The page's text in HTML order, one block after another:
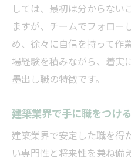
しては、最初は分からない
ますが、チームでフォロー
め、徐々に自信を持って作
場経験を積みながら、着実
墨出し職の特徴です。
建築業界で手に職をつけ
建築業界で安定した職を得
い専門性と将来性を兼ね備